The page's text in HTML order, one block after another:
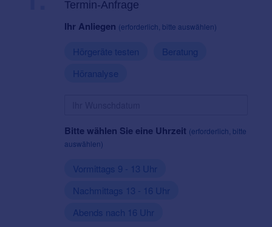
Termin-Anfrage
Ihr Anliegen (erforderlich, bitte auswählen)
Hörgeräte testen
Beratung
Höranalyse
Bitte wählen Sie eine Uhrzeit (erforderlich, bitte
auswählen)
Vormittags 9 - 13 Uhr
Nachmittags 13 - 16 Uhr
Abends nach 16 Uhr